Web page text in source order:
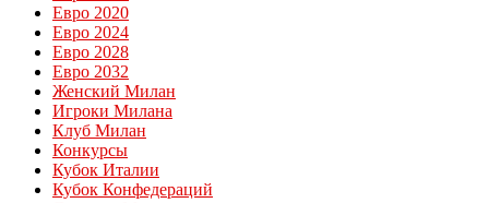
Евро 2020
Евро 2024
Евро 2028
Евро 2032
Женский Милан
Игроки Милана
Клуб Милан
Конкурсы
Кубок Италии
Кубок Конфедераций